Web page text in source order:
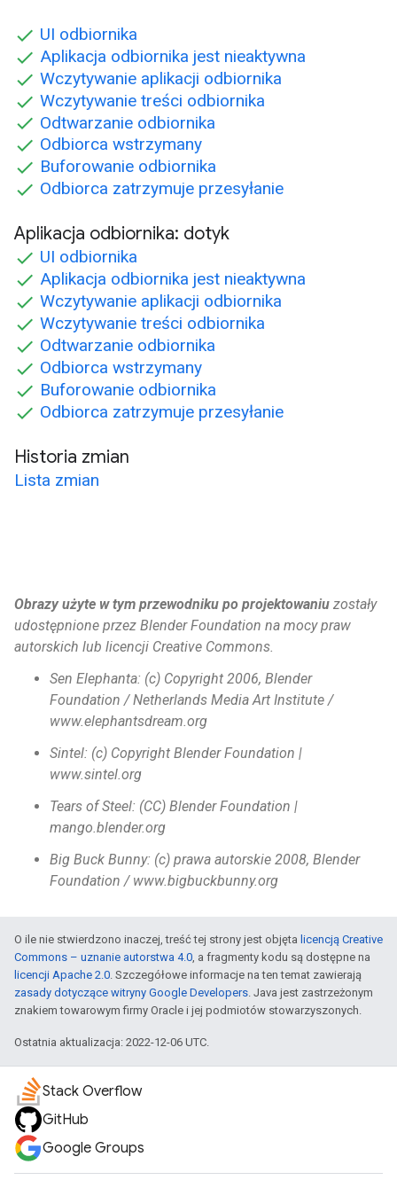
UI odbiornika
Aplikacja odbiornika jest nieaktywna
Wczytywanie aplikacji odbiornika
Wczytywanie treści odbiornika
Odtwarzanie odbiornika
Odbiorca wstrzymany
Buforowanie odbiornika
Odbiorca zatrzymuje przesyłanie
Aplikacja odbiornika: dotyk
UI odbiornika
Aplikacja odbiornika jest nieaktywna
Wczytywanie aplikacji odbiornika
Wczytywanie treści odbiornika
Odtwarzanie odbiornika
Odbiorca wstrzymany
Buforowanie odbiornika
Odbiorca zatrzymuje przesyłanie
Historia zmian
Lista zmian
Obrazy użyte w tym przewodniku po projektowaniu zostały
udostępnione przez Blender Foundation na mocy praw
autorskich lub licencji Creative Commons.
Sen Elephanta: (c) Copyright 2006, Blender
Foundation / Netherlands Media Art Institute /
www.elephantsdream.org
Sintel: (c) Copyright Blender Foundation |
www.sintel.org
Tears of Steel: (CC) Blender Foundation |
mango.blender.org
Big Buck Bunny: (c) prawa autorskie 2008, Blender
Foundation / www.bigbuckbunny.org
O ile nie stwierdzono inaczej, treść tej strony jest objęta licencją Creative
Commons – uznanie autorstwa 4.0 , a fragmenty kodu są dostępne na
licencji Apache 2.0 . Szczegółowe informacje na ten temat zawierają
zasady dotyczące witryny Google Developers . Java jest zastrzeżonym
znakiem towarowym firmy Oracle i jej podmiotów stowarzyszonych.
Ostatnia aktualizacja: 2022-12-06 UTC.
Stack Overflow
GitHub
Google Groups